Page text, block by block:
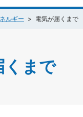
ルギー 電気が届くまで
くまで